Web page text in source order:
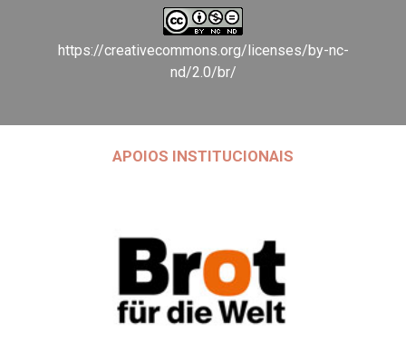
https://creativecommons.org/licenses/by-nc-
nd/2.0/br/
APOIOS INSTITUCIONAIS